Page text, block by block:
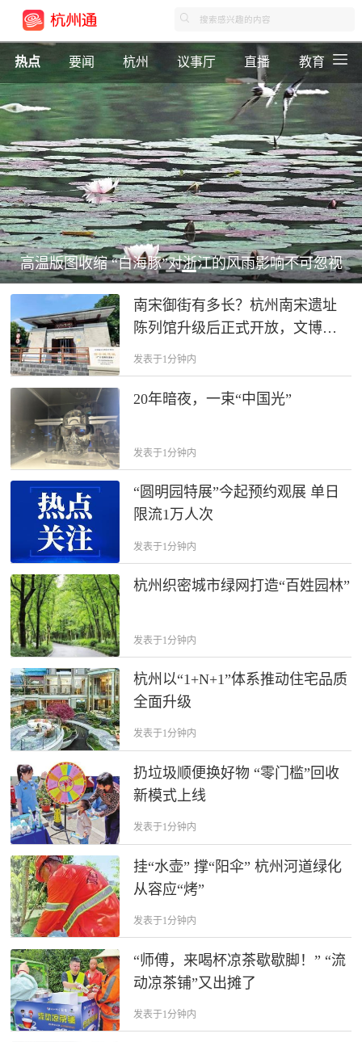
热点 要闻 杭州 议事厅 直播 教育
高温版图收缩 “白海豚”对浙江的风雨影响不可忽视
南宋御街有多长？杭州南宋遗址
陈列馆升级后正式开放，文博推
荐官探秘“十里天街”
发表于1分钟内
20年暗夜，一束“中国光”
发表于1分钟内
“圆明园特展”今起预约观展 单日
限流1万人次
发表于1分钟内
杭州织密城市绿网打造“百姓园林”
发表于1分钟内
杭州以“1+N+1”体系推动住宅品质
全面升级
发表于1分钟内
扔垃圾顺便换好物 “零门槛”回收
新模式上线
发表于1分钟内
挂“水壶” 撑“阳伞” 杭州河道绿化
从容应“烤”
发表于1分钟内
“师傅，来喝杯凉茶歇歇脚！” “流
动凉茶铺”又出摊了
发表于1分钟内